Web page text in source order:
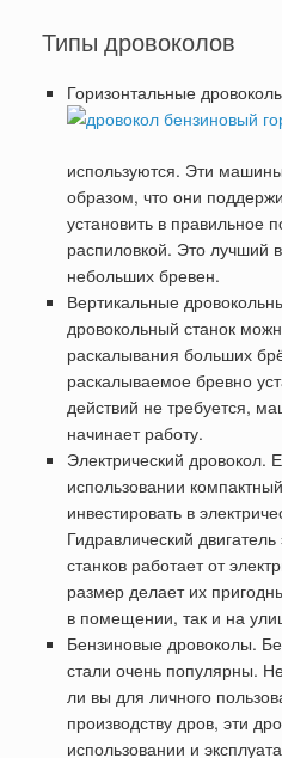
Типы дровоколов
Горизонтальные
используются. Эти
образом, что они
установить в правильное
распиловкой. Это лучший
небольших бревен.
Вертикальные
дровокольный станок
раскалывания больших
раскалываемое бревно
действий не требуется,
начинает работу.
Электрический дровокол.
использовании
инвестировать в
Гидравлический
станков работает от
размер делает их
в помещении, так и на
Бензиновые дровоколы.
стали очень популярны.
ли вы для личного
производству дров, эти
использовании и